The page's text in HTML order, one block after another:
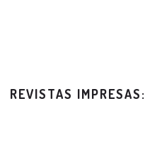
REVISTAS IMPRESAS: